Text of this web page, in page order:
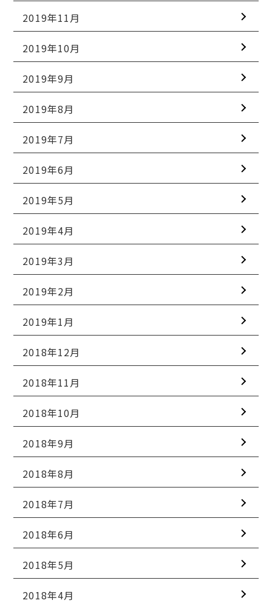
2019年11月
2019年10月
2019年9月
2019年8月
2019年7月
2019年6月
2019年5月
2019年4月
2019年3月
2019年2月
2019年1月
2018年12月
2018年11月
2018年10月
2018年9月
2018年8月
2018年7月
2018年6月
2018年5月
2018年4月